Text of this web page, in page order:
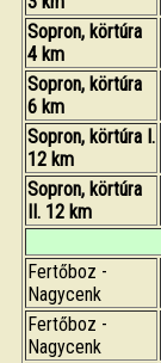
Sopron, körtúra
4 km
Sopron, körtúra
6 km
Sopron, körtúra I.
12 km
Sopron, körtúra
II. 12 km
Fertőboz -
Nagycenk
Fertőboz -
Nagycenk